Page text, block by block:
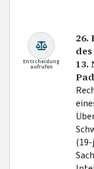
Entscheidung
aufrufen
26.
13.